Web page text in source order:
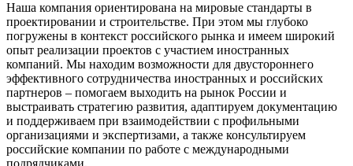
Наша компания ориентирована на мировые стандарты в
проектировании и строительстве. При этом мы глубоко
погружены в контекст российского рынка и имеем широкий
опыт реализации проектов с участием иностранных
компаний. Мы находим возможности для двустороннего
эффективного сотрудничества иностранных и российских
партнеров – помогаем выходить на рынок России и
выстраивать стратегию развития, адаптируем документацию
и поддерживаем при взаимодействии с профильными
организациями и экспертизами, а также консультируем
российские компании по работе с международными